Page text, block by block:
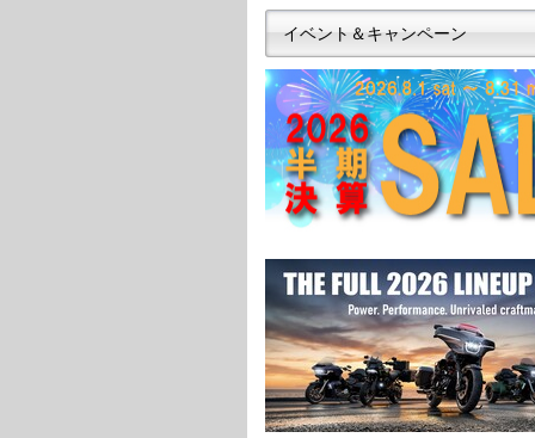
イベント＆キャンペーン